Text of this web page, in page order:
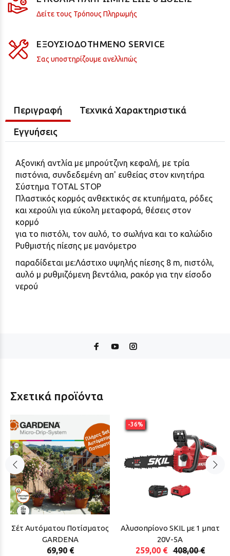
Δείτε τους Τρόπους Πληρωμής
ΕΞΟΥΣΙΟΔΟΤΗΜΕΝΟ SERVICE
Σας υποστηρίζουμε ανελλιπώς
Περιγραφή Τεχνικά Χαρακτηριστικά
Εγγυήσεις
Αξονική αντλία με μπρούτζινη κεφαλή, με τρία
πιστόνια, συνδεδεμένη απ' ευθείας στον κινητήρα
Σύστημα TOTAL STOP
Πλαστικός κορμός ανθεκτικός σε κτυπήματα, ρόδες
και χερούλι για εύκολη μεταφορά, θέσεις στον
κορμό
για το πιστόλι, τον αυλό, το σωλήνα και το καλώδιο
Ρυθμιστής πίεσης με μανόμετρο
παραδίδεται με:Λάστιχο υψηλής πίεσης 8 m, πιστόλι,
αυλό μ ρυθμιζόμενη βεντάλια, ρακόρ για την είσοδο
νερού
Σχετικά προϊόντα
Σέτ Αυτόματου Ποτίσματος
GARDENA
69,90 €
-36%
Αλυσοπρίονο SKIL με 1 μπατ
20V-5A
259,00 € 408,00 €